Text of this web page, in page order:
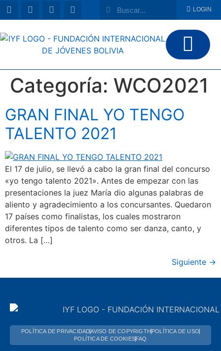
LOGIN
Categoría: WCO2021
GRAN FINAL YO TENGO
TALENTO 2021
El 17 de julio, se llevó a cabo la gran final del concurso
«yo tengo talento 2021». Antes de empezar con las
presentaciones la juez María dio algunas palabras de
aliento y agradecimiento a los concursantes. Quedaron
17 países como finalistas, los cuales mostraron
diferentes tipos de talento como ser danza, canto, y
otros. La […]
Siguiente →
POLÍTICA DE PRIVACIDADAVISO DE COPYRIGTH POLÍTICA DE USO
POLÍTICA DE COOKIESFAQ